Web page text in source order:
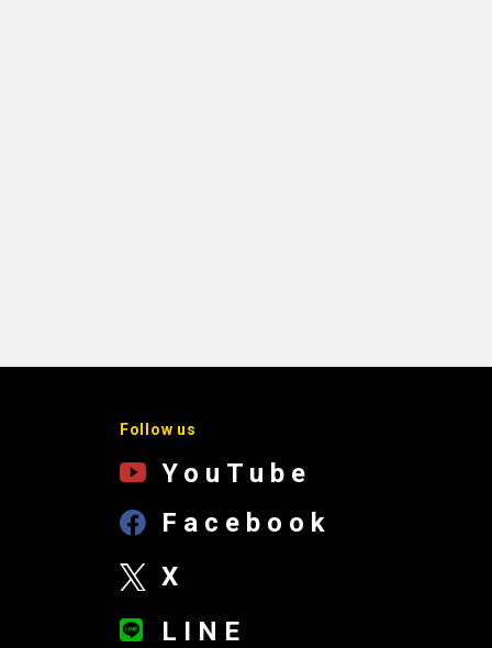
Follow us
YouTube
Facebook
X
LINE